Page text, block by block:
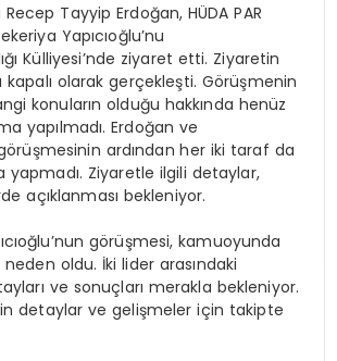
Tayyip Erdoğan, HÜDA PAR
Yapıcıoğlu’nu
Külliyesi’nde ziyaret etti. Ziyaretin
kapalı olarak gerçekleşti. Görüşmenin
konuların olduğu hakkında henüz
yapılmadı. Erdoğan ve
görüşmesinin ardından her iki taraf da
yapmadı. Ziyaretle ilgili detaylar,
açıklanması bekleniyor.
görüşmesi, kamuoyunda
oldu. İki lider arasındaki
ve sonuçları merakla bekleniyor.
detaylar ve gelişmeler için takipte